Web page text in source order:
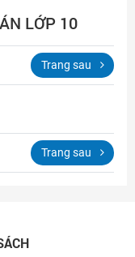
LỚP 10
Trang sau
Trang sau